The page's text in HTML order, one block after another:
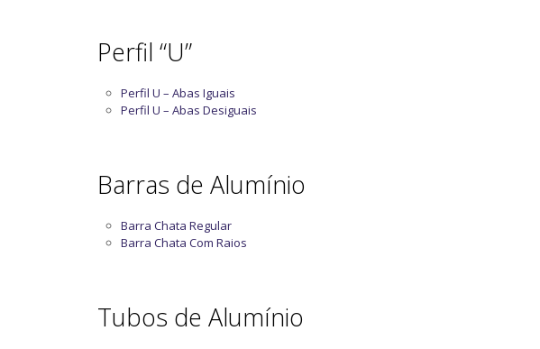
Perfil “U”
Perfil U – Abas Iguais
Perfil U – Abas Desiguais
Barras de Alumínio
Barra Chata Regular
Barra Chata Com Raios
Tubos de Alumínio